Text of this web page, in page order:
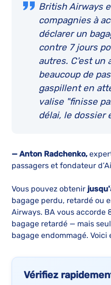
British Airways
compagnies à
déclarer un
contre 7 jours
autres. C'est un
beaucoup de
gaspillent en
valise "finisse
délai, le dossier
— Anton Radchenko,
passagers et fondateur
Vous pouvez obtenir
bagage perdu, retardé ou
Airways. BA vous accorde
bagage retardé — mais
bagage endommagé.
Vérifiez